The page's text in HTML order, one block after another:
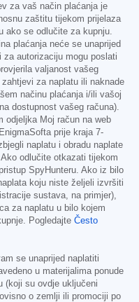
za vaš način plaćanja je
zaštitu tijekom prijelaza
ako se odlučite za kupnju.
plaćanja neće se unaprijed
autorizaciju mogu poslati
valjanost vašeg
za naplatu ili naknade
načinu plaćanja i/ili vašoj
dostupnost vašeg računa).
odjeljka Moj račun na web
prije kraja 7-
naplatu i obradu naplate
odlučite otkazati tijekom
SpyHunteru. Ako iz bilo
koju niste željeli izvršiti
sustava, na primjer),
za naplatu u bilo kojem
Pogledajte Često
se unaprijed naplatiti
u materijalima ponude
(koji su ovdje uključeni
o zemlji ili promociji po